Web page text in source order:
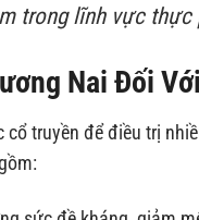
trong lĩnh vực
Nai Đối
truyền để điều trị